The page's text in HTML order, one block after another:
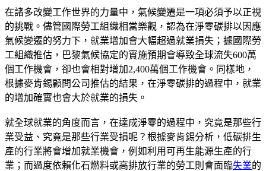
在諸多改變工作世界的力量中，氣候變遷是一項必須予以正視
的挑戰。儘管國際勞工組織相當樂觀，認為在淨零碳排以因應
氣候變遷的努力下，就業增加會大幅超過就業損失；據國際勞
工組織推估，巴黎氣候協定的實施預期會導致全球流失600萬
個工作機會，卻也會相對增加2,400萬個工作機會。同樣地，
根據麥肯錫顧問公司推估的結果，在淨零碳排的過程中，就業
的增加確實也會大於就業的損失。
就全球就業的角度而言，在達成淨零的過程中，究竟是那些行
業受益、究竟是那些行業受損呢？根據麥肯錫分析，低碳排生
產的行業將會增加就業機會，例如利用可再生能源生產的行
業；而過度依賴化石燃料或高排放行業的勞工則會面臨失業的